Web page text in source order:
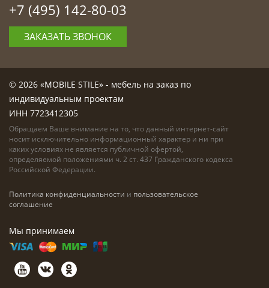
+7 (495) 142-80-03
ЗАКАЗАТЬ ЗВОНОК
© 2026 «MOBILE STILE» - мебель на заказ по
индивидуальным проектам
ИНН 7723412305
Обращаем Ваше внимание на то, что данный интернет-сайт
носит исключительно информационный характер и ни при
каких условиях не является публичной офертой,
определяемой положениями ч. 2 ст. 437 Гражданского кодекса
Российской Федерации.
Политика конфиденциальности и пользовательское
соглашение
Мы принимаем